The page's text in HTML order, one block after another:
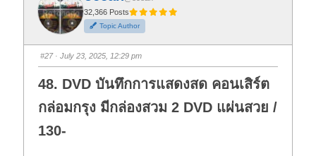
r
t
h
u
m
b
d
o
n
.
t
h
u
m
b
u
p
32,366 Posts
Topic Author
#27· July 23, 2025, 12:29 pm
48. DVD บันทึกการแสดงสด คอนเสิร์ต
กล่อมกรุง มีกล่องสวม 2 DVD แผ่นสวย /
130-